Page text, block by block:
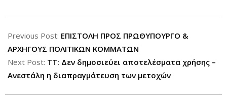
08-
30
Previous Post: ΕΠΙΣΤΟΛΗ ΠΡΟΣ ΠΡΩΘΥΠΟΥΡΓΟ &
ΑΡΧΗΓΟΥΣ ΠΟΛΙΤΙΚΩΝ ΚΟΜΜΑΤΩΝ
Next Post: ΤΤ: Δεν δημοσιεύει αποτελέσματα χρήσης –
Ανεστάλη η διαπραγμάτευση των μετοχών